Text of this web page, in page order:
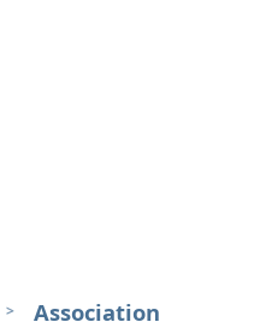
Association